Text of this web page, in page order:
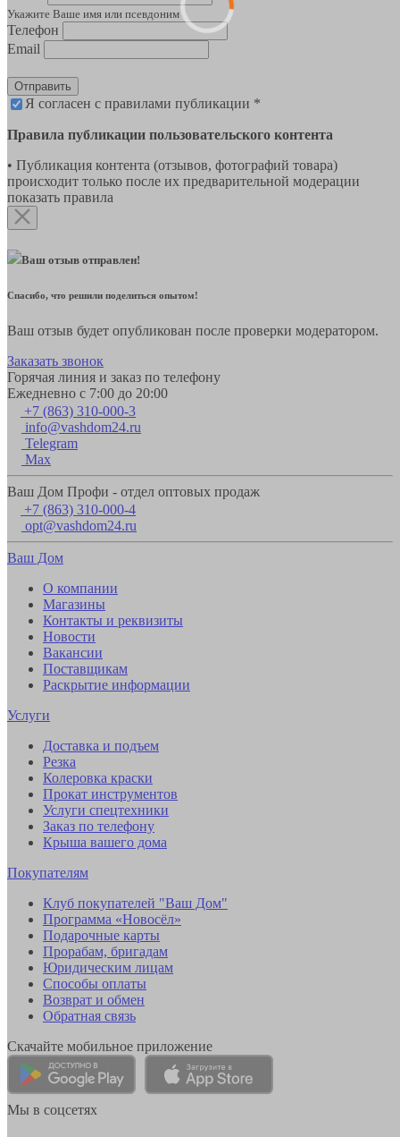
Укажите Ваше имя или псевдоним
Телефон
Email
Отправить
Я согласен с правилами публикации *
Правила публикации пользовательского контента
• Публикация контента (отзывов, фотографий товара)
происходит только после их предварительной модерации
показать правила
Ваш отзыв отправлен!
Спасибо, что решили поделиться опытом!
Ваш отзыв будет опубликован после проверки модератором.
Заказать звонок
Горячая линия и заказ по телефону
Ежедневно с 7:00 до 20:00
+7 (863) 310-000-3
info@vashdom24.ru
Telegram
Max
Ваш Дом Профи - отдел оптовых продаж
+7 (863) 310-000-4
opt@vashdom24.ru
Ваш Дом
О компании
Магазины
Контакты и реквизиты
Новости
Вакансии
Поставщикам
Раскрытие информации
Услуги
Доставка и подъем
Резка
Колеровка краски
Прокат инструментов
Услуги спецтехники
Заказ по телефону
Крыша вашего дома
Покупателям
Клуб покупателей "Ваш Дом"
Программа «Новосёл»
Подарочные карты
Прорабам, бригадам
Юридическим лицам
Способы оплаты
Возврат и обмен
Обратная связь
Скачайте мобильное приложение
Мы в соцсетях